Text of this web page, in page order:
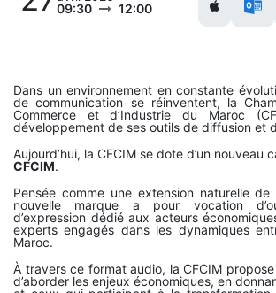
09:30
12:00
Dans un environnement en constante
de communication se réinventent, la
Commerce et d’Industrie du Maroc
développement de ses outils de diffusion et
Aujourd’hui, la CFCIM se dote d’un nouveau
CFCIM.
Pensée comme une extension naturelle
nouvelle marque a pour vocation
d’expression dédié aux acteurs
experts engagés dans les dynamiques
Maroc.
À travers ce format audio, la CFCIM
d’aborder les enjeux économiques, en